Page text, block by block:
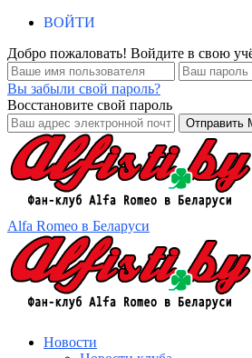
ВОЙТИ
Добро пожаловать! Войдите в свою
Вы забыли свой пароль?
Восстановите свой пароль
Alfa Romeo в Беларуси
Новости